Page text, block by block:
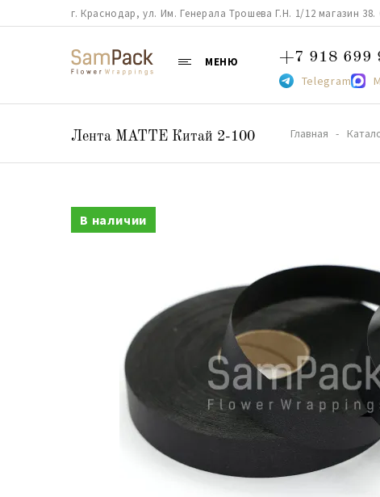
г. Краснодар, ул. Им. Генерала Трошева Г.Н. 1/12 магазин
МЕНЮ +7 918 699
Telegram
Лента MATTE Китай 2-100 Главная
В наличии